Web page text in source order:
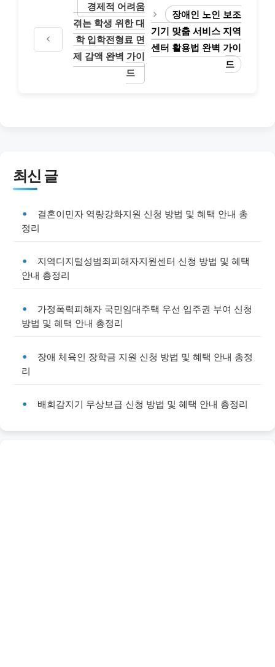
경제적 어려움
겪는 학생 위한 대
학 입학전형료 면
제 감액 완벽 가이
드
장애인 노인 보조
기기 맞춤 서비스 지역
센터 활용법 완벽 가이
드
최신 글
결혼이민자 역량강화지원 신청 방법 및 혜택 안내 총
정리
지역디지털성범죄피해자지원센터 신청 방법 및 혜택
안내 총정리
가정폭력피해자 국민임대주택 우선 입주권 부여 신청
방법 및 혜택 안내 총정리
장애 체육인 장학금 지원 신청 방법 및 혜택 안내 총정
리
배회감지기 무상보급 신청 방법 및 혜택 안내 총정리